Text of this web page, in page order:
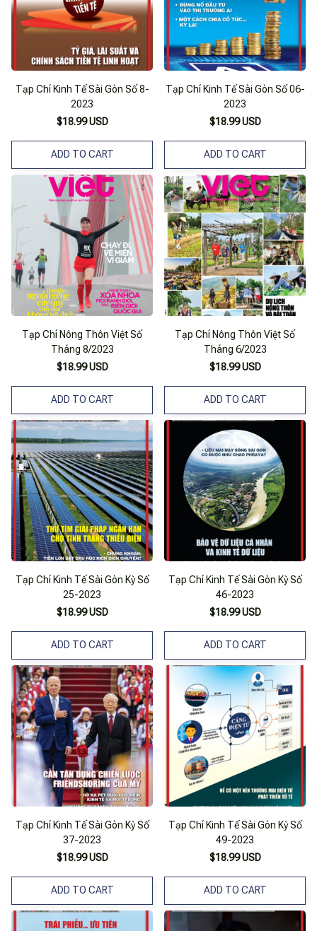
Tạp Chí Kinh Tế Sài Gòn Số 8-
2023
$18.99 USD
ADD TO CART
Tạp Chí Kinh Tế Sài Gòn Số 06-
2023
$18.99 USD
ADD TO CART
Tạp Chí Nông Thôn Việt Số
Tháng 8/2023
$18.99 USD
ADD TO CART
Tạp Chí Nông Thôn Việt Số
Tháng 6/2023
$18.99 USD
ADD TO CART
Tạp Chí Kinh Tế Sài Gòn Kỳ Số
25-2023
$18.99 USD
ADD TO CART
Tạp Chí Kinh Tế Sài Gòn Kỳ Số
46-2023
$18.99 USD
ADD TO CART
Tạp Chí Kinh Tế Sài Gòn Kỳ Số
37-2023
$18.99 USD
ADD TO CART
Tạp Chí Kinh Tế Sài Gòn Kỳ Số
49-2023
$18.99 USD
ADD TO CART